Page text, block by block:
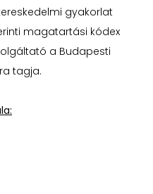
gyakorlat
magatartási kódex
a Budapesti
tagja.